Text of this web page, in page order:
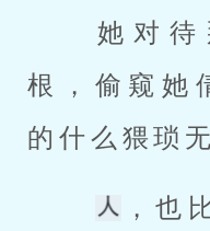
根，偷窥她
的什么猥琐
，也